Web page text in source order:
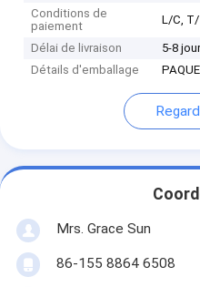
Conditions de
paiement
L/C,
Délai de livraison
5-8
Détails d'emballage
Mrs. Grace Sun
86-155 8864 6508